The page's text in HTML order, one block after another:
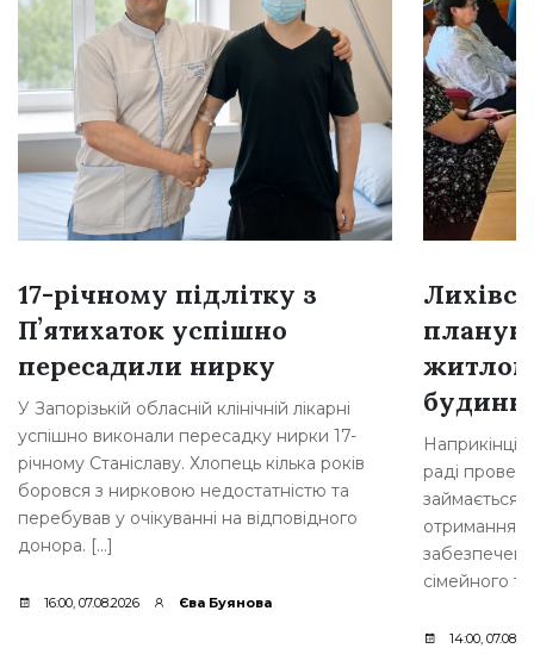
17-річному підлітку з
Пʼятихаток успішно
пересадили нирку
У Запорізькій обласній клінічній лікарні
успішно виконали пересадку нирки 17-
річному Станіславу. Хлопець кілька років
боровся з нирковою недостатністю та
перебував у очікуванні на відповідного
донора. […]
16:00, 07.08.2026 Єва Буянова
Наприкінці
раді
займається
отримання
сімейного
14:00,